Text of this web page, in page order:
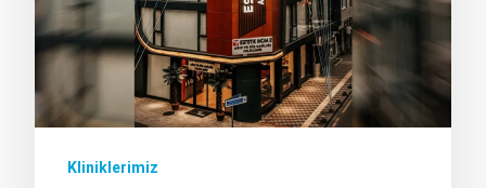
Kliniklerimiz